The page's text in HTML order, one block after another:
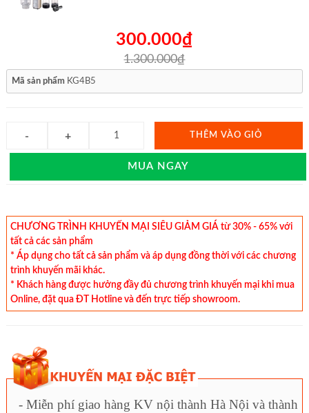
300.000₫
1.300.000₫
Mã sản phẩm KG4B5
THÊM VÀO GIỎ
MUA NGAY
CHƯƠNG TRÌNH KHUYẾN MẠI SIÊU GIẢM GIÁ từ 30% - 65% với
tất cả các sản phẩm
* Áp dụng cho tất cả sản phẩm và áp dụng đồng thời với các chương
trình khuyến mãi khác.
* Khách hàng được hưởng đầy đủ chương trình khuyến mại khi mua
Online, đặt qua ĐT Hotline và đến trực tiếp showroom.
- Miễn phí giao hàng KV nội thành Hà Nội và thành